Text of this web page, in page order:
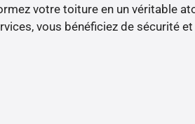
votre toiture en un véritable
vous bénéficiez de sécurité